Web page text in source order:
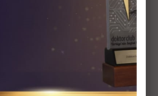
ve Araştırma Merkezi (TTMER)